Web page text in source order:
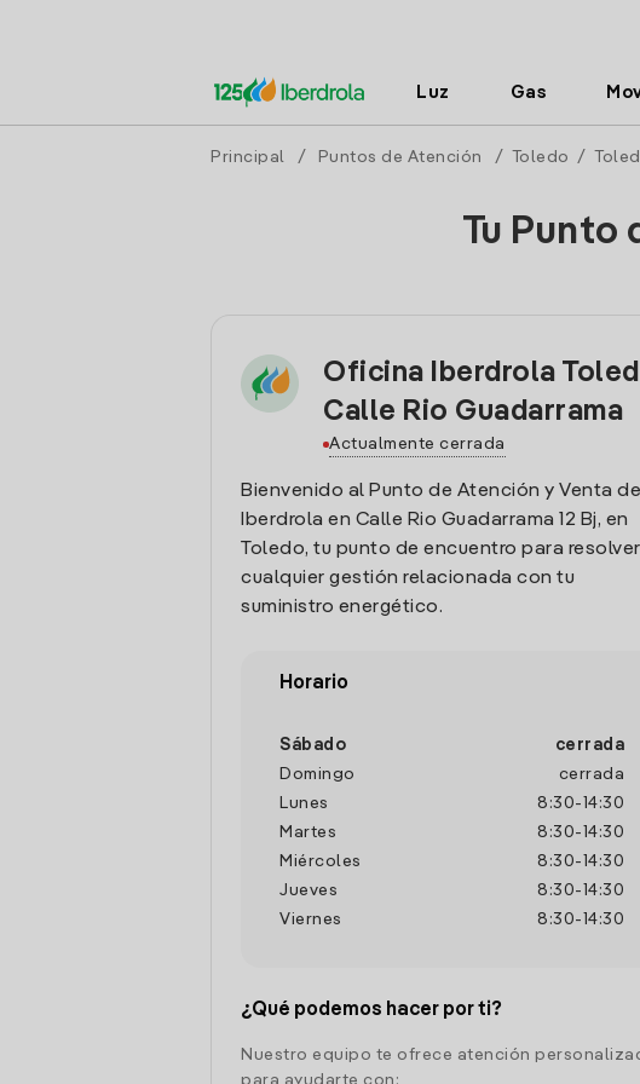
Luz Gas
Principal / Puntos de Atención / Toledo /
Tu Punto
Oficina Iberdrola
Calle Rio Guadarrama
Actualmente cerrada
Bienvenido al Punto de Atención y Venta de
Iberdrola en Calle Rio Guadarrama 12 Bj, en
Toledo, tu punto de encuentro para resolver
cualquier gestión relacionada con tu
suministro energético.
Horario
Sábado
cerrada
Domingo
cerrada
Lunes
8:30- 14:30
Martes
8:30- 14:30
Miércoles
8:30- 14:30
Jueves
8:30- 14:30
Viernes
8:30- 14:30
¿Qué podemos hacer por ti?
Nuestro equipo te ofrece atención
para ayudarte con: